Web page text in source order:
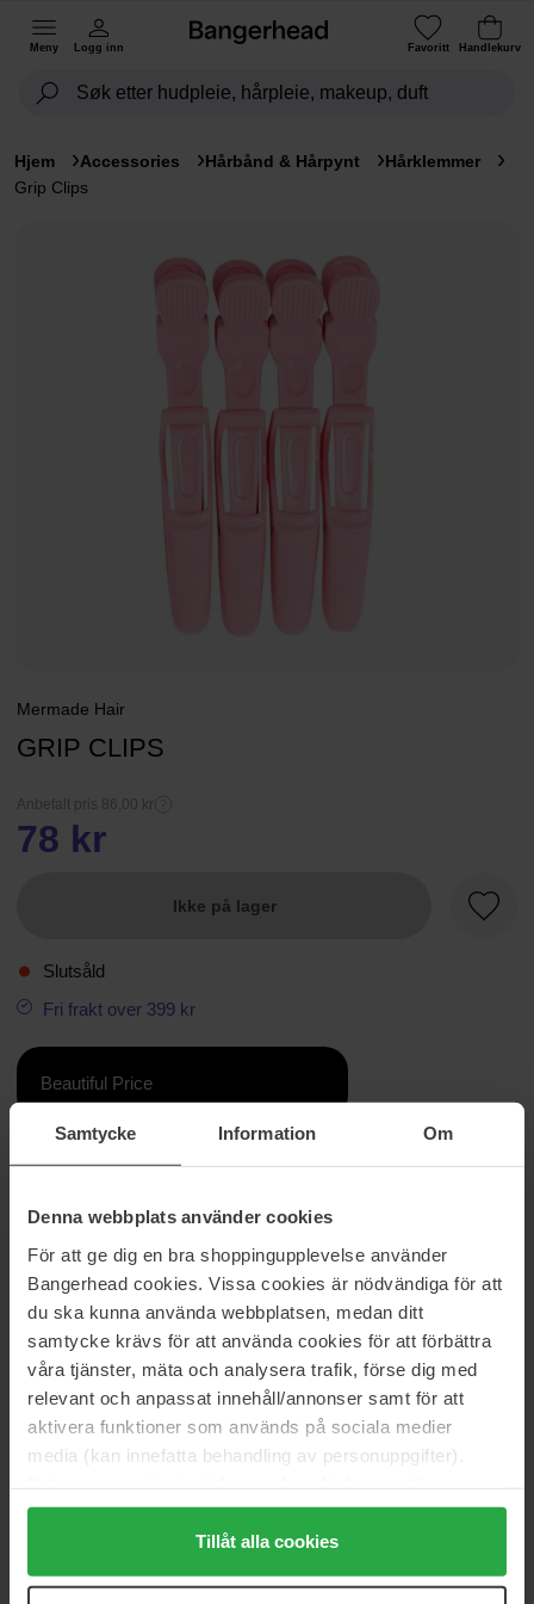
Samtycke Information Om
Denna webbplats använder cookies
För att ge dig en bra shoppingupplevelse använder
Bangerhead cookies. Vissa cookies är nödvändiga för att
du ska kunna använda webbplatsen, medan ditt
samtycke krävs för att använda cookies för att förbättra
våra tjänster, mäta och analysera trafik, förse dig med
relevant och anpassat innehåll/annonser samt för att
aktivera funktioner som används på sociala medier
media (kan innefatta behandling av personuppgifter).
Genom att trycka på "Tillåt alla cookies" accepterar du
alla cookies, medan du under "Detaljer" kan anpassa
användningen av cookies. Du kan när som helst återkalla
Tillåt alla cookies
Meny Logg inn Favoritt Handlekurv
Hjem Accessories Hårbånd & Hårpynt
Hårklemmer
Grip Clips
Mermade Hair
GRIP CLIPS
Anbefalt pris 86,00 kr
78 kr
Ikke på lager
Slutsåld
Fri frakt over 399 kr
Beautiful Price
Informasjon
De mest trendy hårspennene for å dele opp og style håret ditt.
føne og krølle håret. Våre Mermade Grip Clips i rosa er lette og
holdbare og gir deg det ultimate grepet!
Artikkelnummer: 203645
Kategorier:
Hårbånd & Hårpynt